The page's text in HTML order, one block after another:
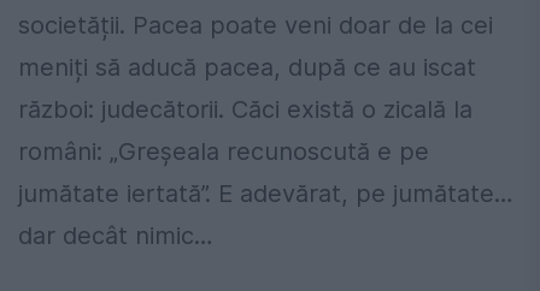
societății. Pacea poate veni doar de la cei
meniți să aducă pacea, după ce au iscat
război: judecătorii. Căci există o zicală la
români: „Greșeala recunoscută e pe
jumătate iertată”. E adevărat, pe jumătate…
dar decât nimic…